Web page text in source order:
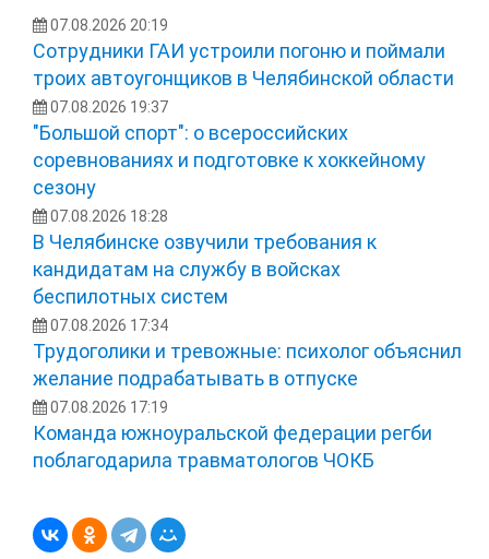
07.08.2026 20:19
Сотрудники ГАИ устроили погоню и поймали
троих автоугонщиков в Челябинской области
07.08.2026 19:37
"Большой спорт": о всероссийских
соревнованиях и подготовке к хоккейному
сезону
07.08.2026 18:28
В Челябинске озвучили требования к
кандидатам на службу в войсках
беспилотных систем
07.08.2026 17:34
Трудоголики и тревожные: психолог объяснил
желание подрабатывать в отпуске
07.08.2026 17:19
Команда южноуральской федерации регби
поблагодарила травматологов ЧОКБ